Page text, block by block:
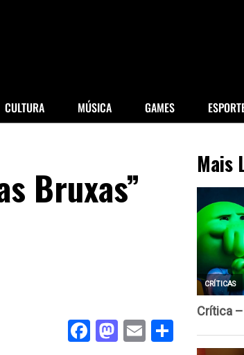
CULTURA MÚSICA GAMES
Bruxas”
Facebook
Mastodon
EmailShare
Mais